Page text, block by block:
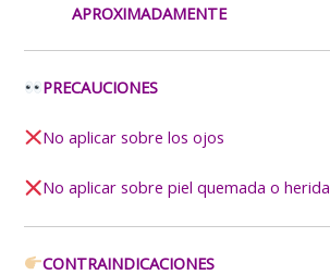
APROXIMADAMENTE
PRECAUCIONES
No aplicar sobre los ojos
No aplicar sobre piel quemada o herida
CONTRAINDICACIONES